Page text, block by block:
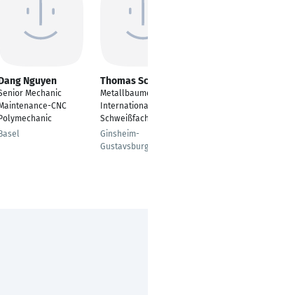
Nguyen
Mechanic
CNC
Polymechanic
Basel
Thomas Schmidt
Metallbaumeister/
Internationaler
Schweißfachmann
Ginsheim-
Gustavsburg